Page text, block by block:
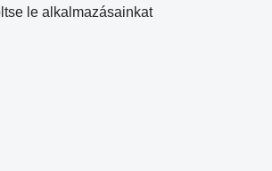
le alkalmazásainkat